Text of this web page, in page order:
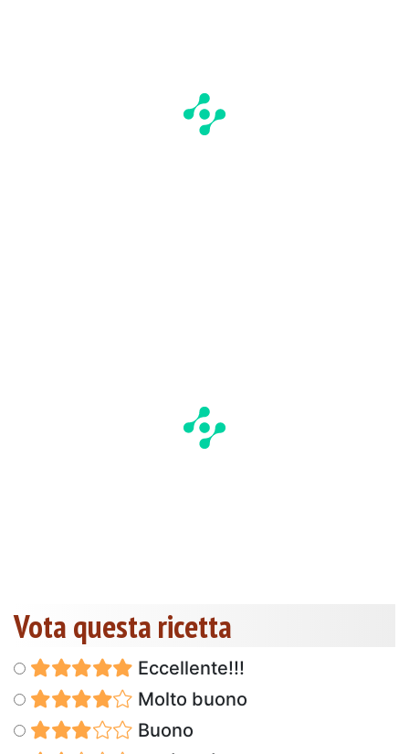
Vota questa ricetta
Eccellente!!!
Molto buono
Buono